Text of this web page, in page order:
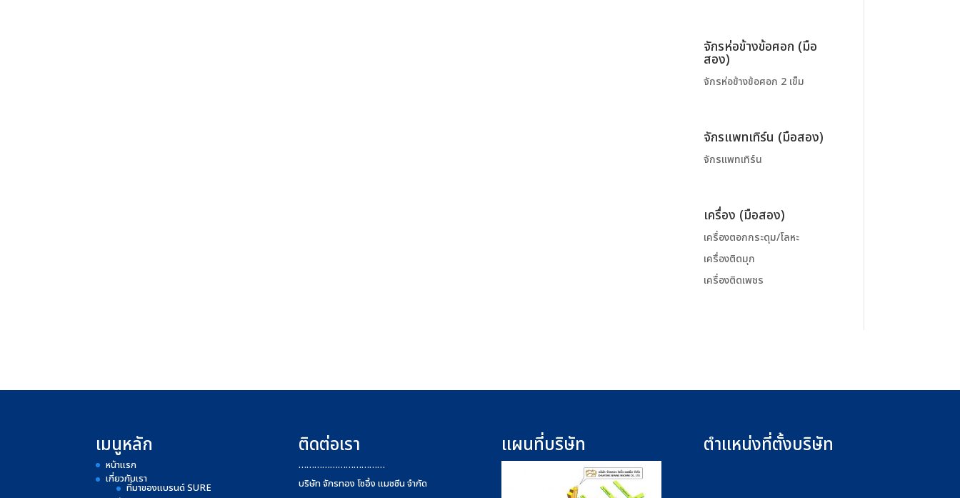
จักรห่อข้างข้อศอก (มือ
สอง)
จักรห่อข้างข้อศอก 2 เข็ม
จักรแพทเทิร์น (มือสอง)
จักรแพทเทิร์น
เครื่อง (มือสอง)
เครื่องตอกกระดุม/โลหะ
เครื่องติดมุก
เครื่องติดเพชร
เมนูหลัก
หน้าแรก
เกี่ยวกับเรา
ที่มาของแบรนด์ SURE
ติดต่อเรา
……………………………
บริษัท จักรทอง โซอิ้ง แมชชีน จำกัด
แผนที่บริษัท ตำแหน่งที่ตั้งบริษัท